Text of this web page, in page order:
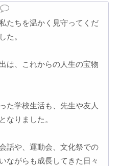
たちを温かく見守ってくだ
た。
は、これからの人生の宝物
た学校生活も、先生や友人
なりました。
話や、運動会、文化祭での
ながらも成長してきた日々